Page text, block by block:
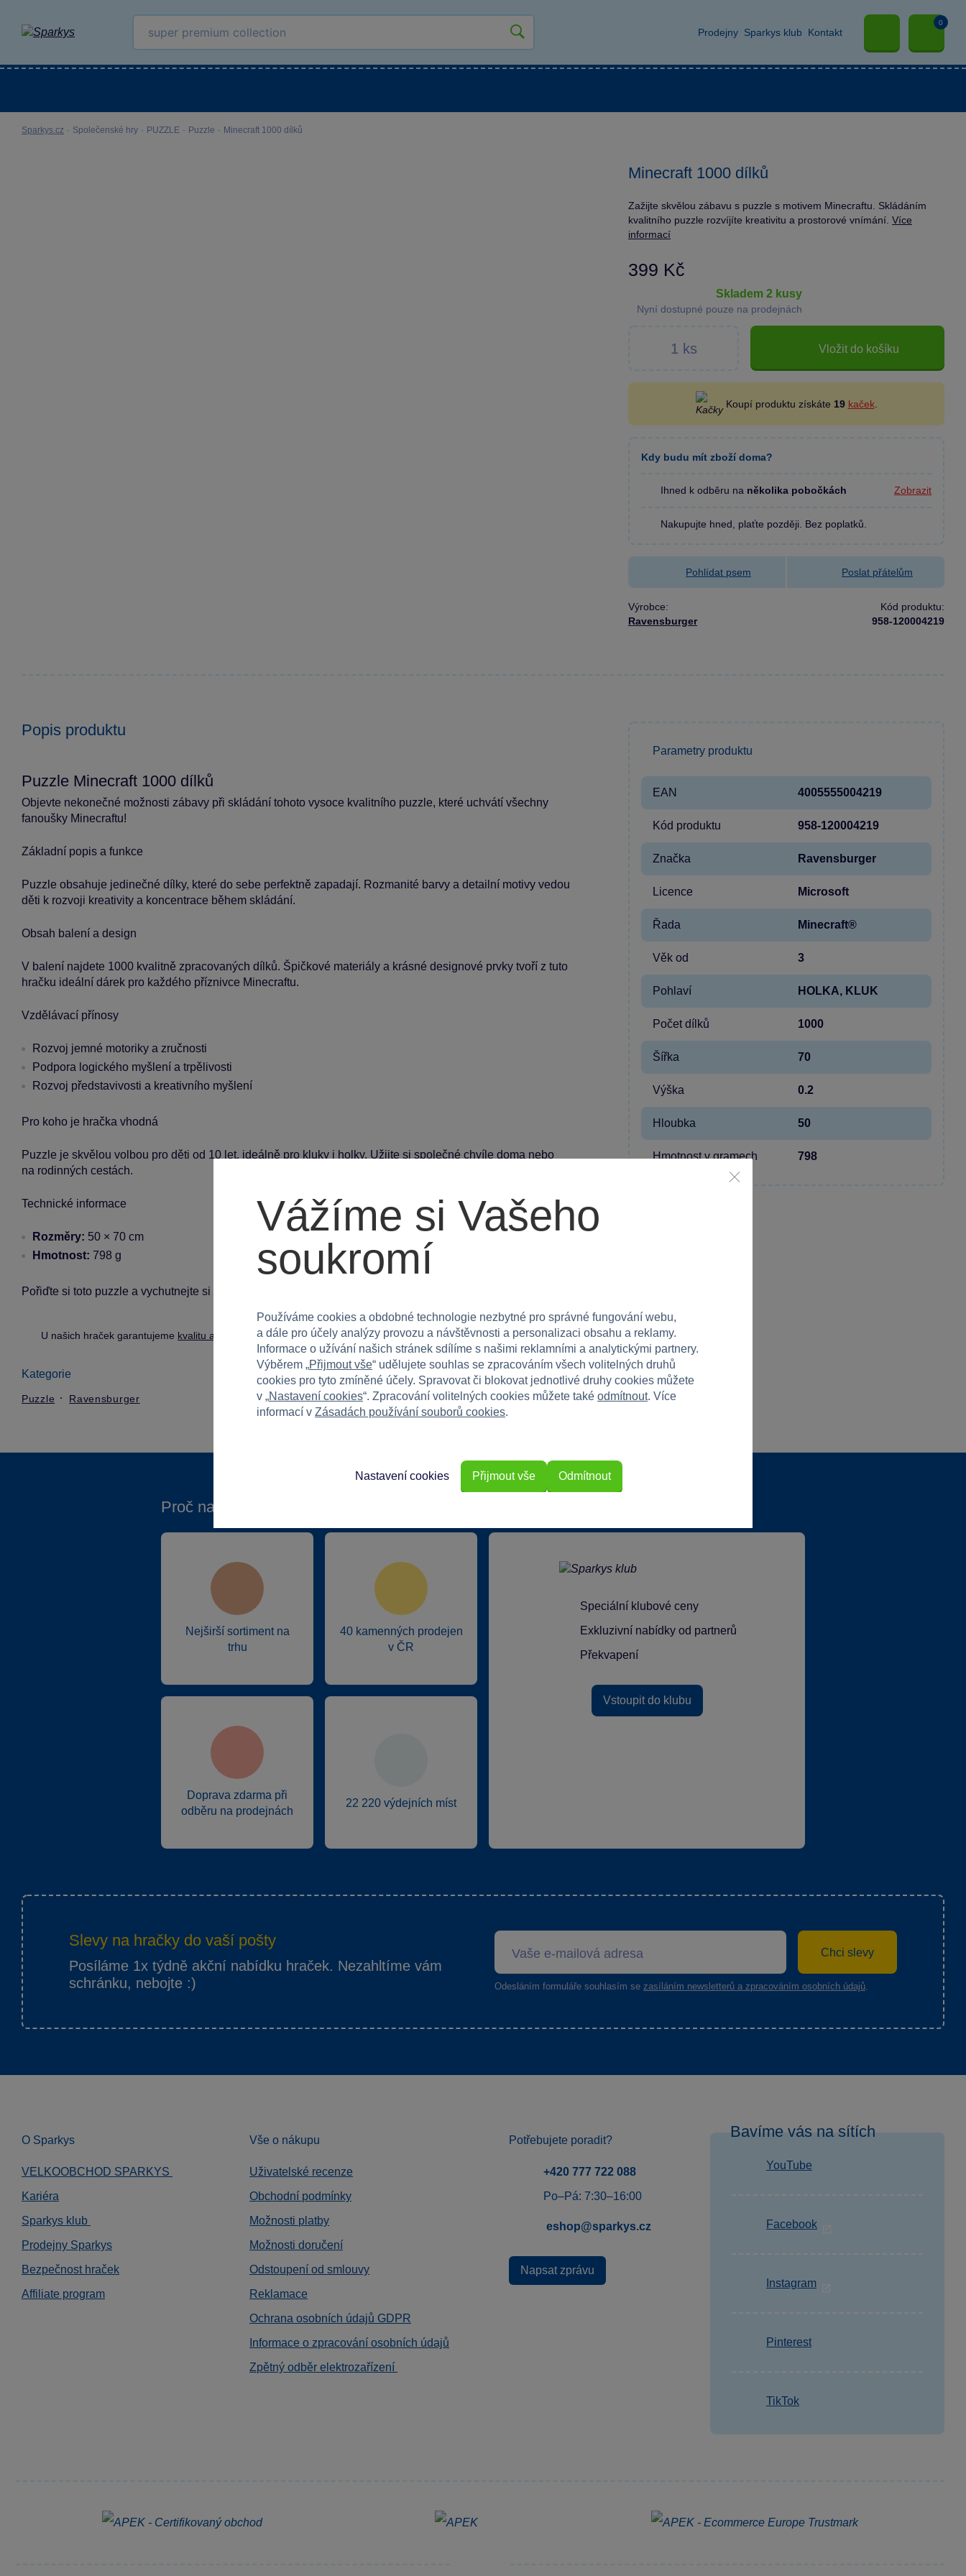
Prodejny Sparkys klub Kontakt
0
Sparkys.cz · Společenské hry · PUZZLE · Puzzle · Minecraft 1000 dílků
Minecraft 1000 dílků
Zažijte skvělou zábavu s puzzle s motivem Minecraftu. Skládáním
kvalitního puzzle rozvíjíte kreativitu a prostorové vnímání. Více
informací
399 Kč
skladem 2 kusy
Nyní dostupné pouze na prodejnách
Vložit do košíku
Koupí produktu získáte 19 kaček.
Kdy budu mít zboží doma?
Ihned k odběru na několika pobočkách Zobrazit
Nakupujte hned, plaťte později. Bez poplatků.
Pohlídat psem Poslat přátelům
Výrobce:
Ravensburger
Kód produktu:
958-120004219
Popis produktu
Puzzle Minecraft 1000 dílků
Objevte nekonečné možnosti zábavy při skládání tohoto vysoce kvalitního puzzle, které uchvátí všechny
fanoušky Minecraftu!
Základní popis a funkce
Puzzle obsahuje jedinečné dílky, které do sebe perfektně zapadají. Rozmanité barvy a detailní motivy vedou
děti k rozvoji kreativity a koncentrace během skládání.
Obsah balení a design
V balení najdete 1000 kvalitně zpracovaných dílků. Špičkové materiály a krásné designové prvky tvoří z tuto
hračku ideální dárek pro každého příznivce Minecraftu.
Vzdělávací přínosy
Rozvoj jemné motoriky a zručnosti
Podpora logického myšlení a trpělivosti
Rozvoj představivosti a kreativního myšlení
Pro koho je hračka vhodná
Puzzle je skvělou volbou pro děti od 10 let, ideálně pro kluky i holky. Užijte si společné chvíle doma nebo
na rodinných cestách.
Technické informace
Rozměry: 50 × 70 cm
Hmotnost: 798 g
Pořiďte si toto puzzle a vychutnejte si hodiny zábavy a výzev při jeho skládání!
U našich hraček garantujeme kvalitu a bezpečnost.
Kategorie
Puzzle Ravensburger
Parametry produktu
EAN 4005555004219
Kód produktu 958-120004219
Značka Ravensburger
Licence Microsoft
Řada Minecraft®
Věk od 3
Pohlaví HOLKA, KLUK
Počet dílků 1000
Šířka 70
Výška 0.2
Hloubka 50
Hmotnost v gramech 798
Proč nakupovat ve Sparkys?
Nejširší sortiment na
trhu
40 kamenných prodejen
v ČR
Doprava zdarma při
odběru na prodejnách
22 220 výdejních míst
Speciální klubové ceny
Exkluzivní nabídky od partnerů
Překvapení
Vstoupit do klubu
Slevy na hračky do vaší pošty
Posíláme 1x týdně akční nabídku hraček. Nezahltíme vám
schránku, nebojte :)
Chci slevy
Odesláním formuláře souhlasím se zasíláním newsletterů a zpracováním osobních údajů
O Sparkys
VELKOOBCHOD SPARKYS
Kariéra
Sparkys klub
Prodejny Sparkys
Bezpečnost hraček
Affiliate program
Vše o nákupu
Uživatelské recenze
Obchodní podmínky
Možnosti platby
Možnosti doručení
Odstoupení od smlouvy
Reklamace
Ochrana osobních údajů GDPR
Informace o zpracování osobních údajů
Zpětný odběr elektrozařízení
Potřebujete poradit?
+420 777 722 088
Po–Pá: 7:30–16:00
eshop@sparkys.cz
Napsat zprávu
Bavíme vás na sítích
YouTube
Facebook
Instagram
Pinterest
TikTok
Vážíme si Vašeho
soukromí
Používáme cookies a obdobné technologie nezbytné pro správné fungování webu,
a dále pro účely analýzy provozu a návštěvnosti a personalizaci obsahu a reklamy.
Informace o užívání našich stránek sdílíme s našimi reklamními a analytickými partnery.
Výběrem „Přijmout vše“ udělujete souhlas se zpracováním všech volitelných druhů
cookies pro tyto zmíněné účely. Spravovat či blokovat jednotlivé druhy cookies můžete
v „Nastavení cookies“. Zpracování volitelných cookies můžete také odmítnout. Více
informací v Zásadách používání souborů cookies.
Odmítnout
Nastavení cookies Přijmout vše